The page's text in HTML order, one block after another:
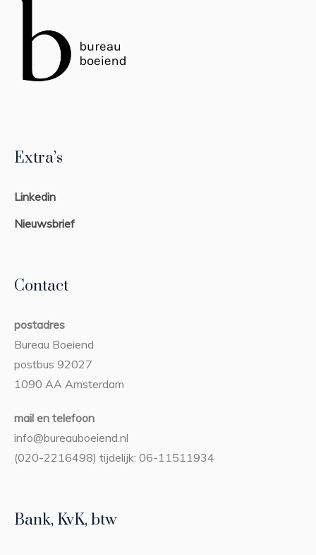
Extra’s
Linkedin
Nieuwsbrief
Contact
postadres
Bureau Boeiend
postbus 92027
1090 AA Amsterdam
mail en telefoon
info@bureauboeiend.nl
(020-2216498) tijdelijk: 06-11511934
Bank, KvK, btw